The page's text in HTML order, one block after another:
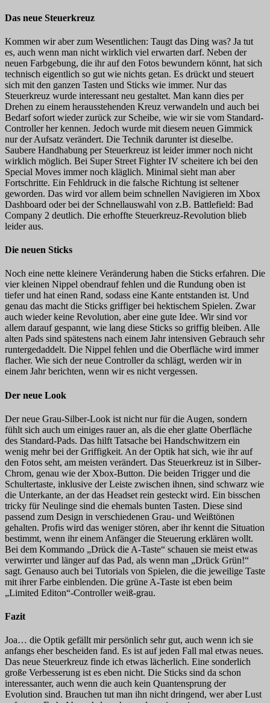
Das neue Steuerkreuz
Kommen wir aber zum Wesentlichen: Taugt das Ding was? Ja tut
es, auch wenn man nicht wirklich viel erwarten darf. Neben der
neuen Farbgebung, die ihr auf den Fotos bewundern könnt, hat sich
technisch eigentlich so gut wie nichts getan. Es drückt und steuert
sich mit den ganzen Tasten und Sticks wie immer. Nur das
Steuerkreuz wurde interessant neu gestaltet. Man kann dies per
Drehen zu einem herausstehenden Kreuz verwandeln und auch bei
Bedarf sofort wieder zurück zur Scheibe, wie wir sie vom Standard-
Controller herkennen. Jedoch wurde mit diesem neuen Gimmick
nur der Aufsatz verändert. Die Technik darunter ist dieselbe.
Saubere Handhabung per Steuerkreuz ist leider immer noch nicht
wirklich möglich. Bei Super Street Fighter IV scheitere ich bei den
Special Moves immer noch kläglich. Minimal sieht man aber
Fortschritte. Ein Fehldruck in die falsche Richtung ist seltener
geworden. Das wird vor allem beim schnellen Navigieren im Xbox
Dashboard oder bei der Schnellauswahl von z.B. Battlefield: Bad
Company 2 deutlich. Die erhoffte Steuerkreuz-Revolution blieb
leider aus.
Die neuen Sticks
Noch eine nette kleinere Veränderung haben die Sticks erfahren. Die
vier kleinen Nippel obendrauf fehlen und die Rundung oben ist
tiefer und hat einen Rand, sodass eine Kante entstanden ist. Und
genau das macht die Sticks griffiger bei hektischem Spielen. Zwar
auch wieder keine Revolution, aber eine gute Idee. Wir sind vor
allem darauf gespannt, wie lang diese Sticks so griffig bleiben. Alle
alten Pads sind spätestens nach einem Jahr intensiven Gebrauch sehr
runtergedaddelt. Die Nippel fehlen und die Oberfläche wird immer
flacher. Wie sich der neue Controller da schlägt, werden wir in
einem Jahr berichten, wenn wir es nicht vergessen.
Der neue Look
Der neue Grau-Silber-Look ist nicht nur für die Augen, sondern
fühlt sich auch um einiges rauer an, als die eher glatte Oberfläche
des Standard-Pads. Das hilft Tatsache bei Handschwitzern ein
wenig mehr bei der Griffigkeit. An der Optik hat sich, wie ihr auf
den Fotos seht, am meisten verändert. Das Steuerkreuz ist in Silber-
Chrom, genau wie der Xbox-Button. Die beiden Trigger und die
Schultertaste, inklusive der Leiste zwischen ihnen, sind schwarz wie
die Unterkante, an der das Headset rein gesteckt wird. Ein bisschen
tricky für Neulinge sind die ehemals bunten Tasten. Diese sind
passend zum Design in verschiedenen Grau- und Weißtönen
gehalten. Profis wird das weniger stören, aber ihr kennt die Situation
bestimmt, wenn ihr einem Anfänger die Steuerung erklären wollt.
Bei dem Kommando „Drück die A-Taste“ schauen sie meist etwas
verwirrter und länger auf das Pad, als wenn man „Drück Grün!“
sagt. Genauso auch bei Tutorials von Spielen, die die jeweilige Taste
mit ihrer Farbe einblenden. Die grüne A-Taste ist eben beim
„Limited Editon“-Controller weiß-grau.
Fazit
Joa… die Optik gefällt mir persönlich sehr gut, auch wenn ich sie
anfangs eher bescheiden fand. Es ist auf jeden Fall mal etwas neues.
Das neue Steuerkreuz finde ich etwas lächerlich. Eine sonderlich
große Verbesserung ist es eben nicht. Die Sticks sind da schon
interessanter, auch wenn die auch kein Quantensprung der
Evolution sind. Brauchen tut man ihn nicht dringend, wer aber Lust